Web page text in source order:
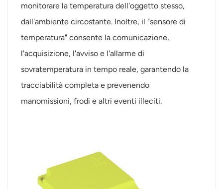
monitorare la temperatura dell'oggetto stesso,
dall'ambiente circostante. Inoltre, il "sensore di
temperatura" consente la comunicazione,
l'acquisizione, l'avviso e l'allarme di
sovratemperatura in tempo reale, garantendo la
tracciabilità completa e prevenendo
manomissioni, frodi e altri eventi illeciti.